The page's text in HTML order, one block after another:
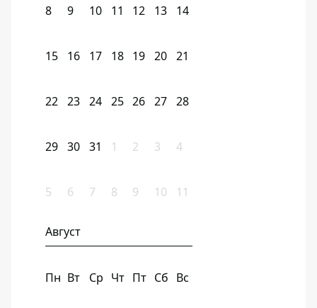
8 9 10 11 12 13 14
15 16 17 18 19 20 21
22 23 24 25 26 27 28
29 30 31 1 2 3 4
5 6 7 8 9 10 11
Август
Пн Вт Ср Чт Пт Сб Вс